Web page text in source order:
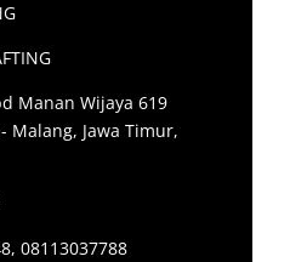
Manan Wijaya 619
Malang, Jawa Timur,
08113037788